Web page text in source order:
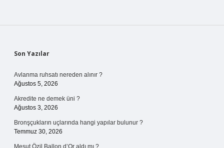
Sidebar
Son Yazılar
Avlanma ruhsatı nereden alınır ?
Ağustos 5, 2026
Akredite ne demek üni ?
Ağustos 3, 2026
Bronşçukların uçlarında hangi yapılar bulunur ?
Temmuz 30, 2026
Mesut Özil Ballon d’Or aldı mı ?